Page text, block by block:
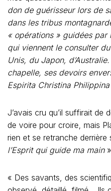
rien et se retranche derrière
l’Esprit qui guide ma main
».
« Des savants, des
observé, détaillé, filmé… Ils
« opérations »… qu’en
viennent me voir avec
mesure ou de contrôle, me
assistent aux opérations,
retournent chez eux écrire
question de foi et non de
quand on a réellement la foi